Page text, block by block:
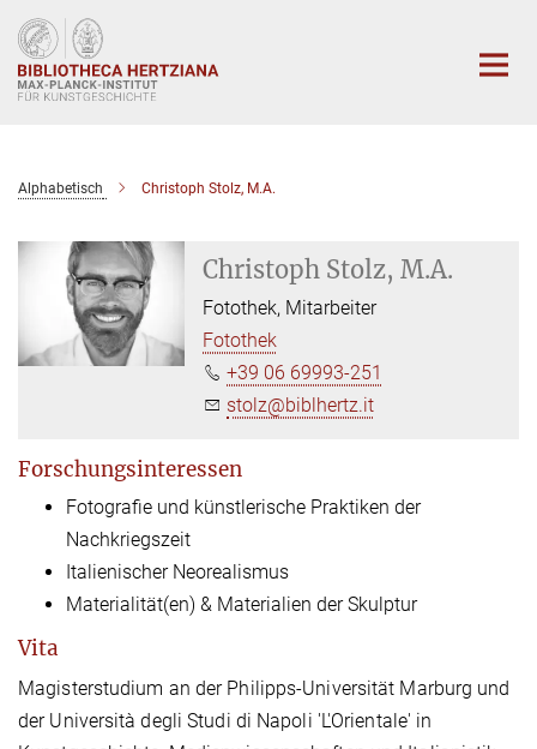
Hauptinhalt
Alphabetisch Christoph Stolz, M.A.
Christoph Stolz, M.A.
Fotothek, Mitarbeiter
Fotothek
+39 06 69993-251
stolz@biblhertz.it
Forschungsinteressen
Fotografie und künstlerische Praktiken der
Nachkriegszeit
Italienischer Neorealismus
Materialität(en) & Materialien der Skulptur
Vita
Magisterstudium an der Philipps-Universität Marburg und
der Università degli Studi di Napoli 'L'Orientale' in